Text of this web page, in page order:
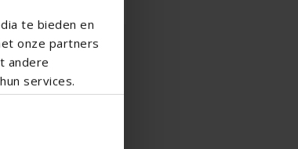
te bieden en
onze partners
andere
services.